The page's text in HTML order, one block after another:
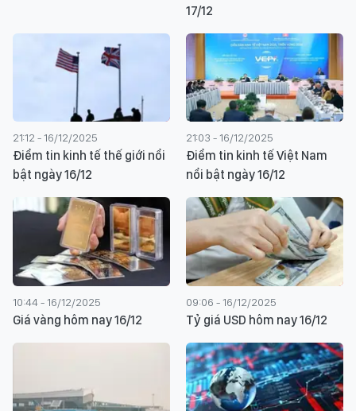
17/12
21:12 - 16/12/2025
Điểm tin kinh tế thế giới nổi
bật ngày 16/12
21:03 - 16/12/2025
Điểm tin kinh tế Việt Nam
nổi bật ngày 16/12
10:44 - 16/12/2025
Giá vàng hôm nay 16/12
09:06 - 16/12/2025
Tỷ giá USD hôm nay 16/12